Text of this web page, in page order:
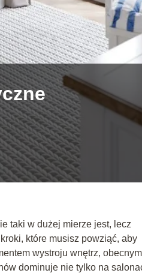
taki w dużej mierze jest, lecz
które musisz powziąć, aby
wystroju wnętrz,
dominuje nie tylko na